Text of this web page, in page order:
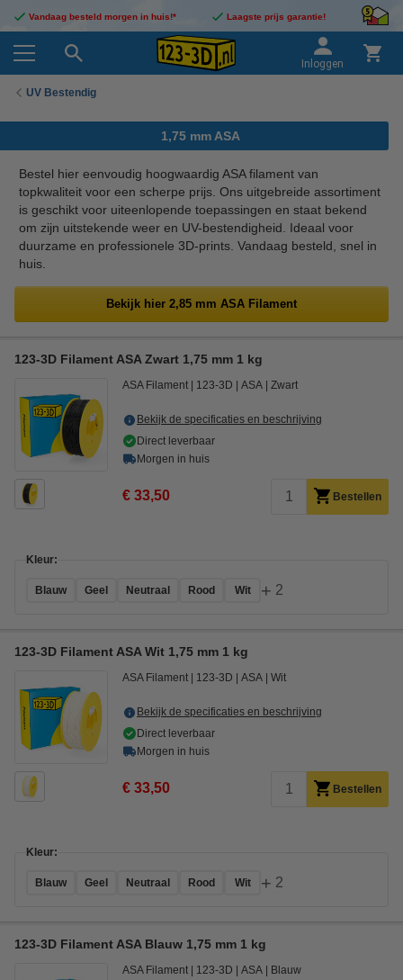
Vandaag besteld morgen in huis!* Laagste prijs garantie!
Inloggen
UV Bestendig
1,75 mm ASA
Bestel hier eenvoudig hoogwaardig ASA filament van
topkwaliteit voor een scherpe prijs. Ons uitgebreide assortiment
is geschikt voor uiteenlopende toepassingen en staat bekend
om zijn uitstekende weer en UV-bestendigheid. Ideaal voor
duurzame en professionele 3D-prints. Vandaag besteld, snel in
huis.
Bekijk hier 2,85 mm ASA Filament
123-3D Filament ASA Zwart 1,75 mm 1 kg
ASA Filament 123-3D ASA Zwart
Bekijk de specificaties en beschrijving
Direct leverbaar
Morgen in huis
€ 33,50 Bestellen
Kleur:
Blauw Geel Neutraal Rood Wit + 2
123-3D Filament ASA Wit 1,75 mm 1 kg
ASA Filament 123-3D ASA Wit
Bekijk de specificaties en beschrijving
Direct leverbaar
Morgen in huis
€ 33,50 Bestellen
Kleur:
Blauw Geel Neutraal Rood Wit + 2
123-3D Filament ASA Blauw 1,75 mm 1 kg
ASA Filament 123-3D ASA Blauw